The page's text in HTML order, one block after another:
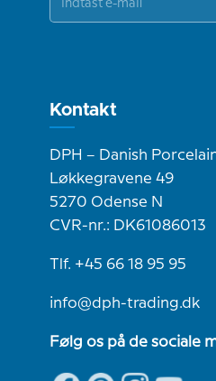
Kontakt
DPH – Danish
Løkkegravene 49
5270 Odense N
CVR-nr.: DK61086013
Tlf. +45 66 18 95 95
info@dph-trading.dk
Følg os på de sociale